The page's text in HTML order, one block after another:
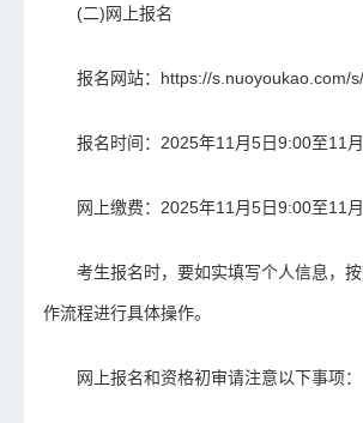
(二)网上报名
报名网站：https://s.nuoyoukao.com/
报名时间：2025年11月5日9:00至11
网上缴费：2025年11月5日9:00至11
考生报名时，要如实填写个人信息，
作流程进行具体操作。
网上报名和资格初审请注意以下事项：